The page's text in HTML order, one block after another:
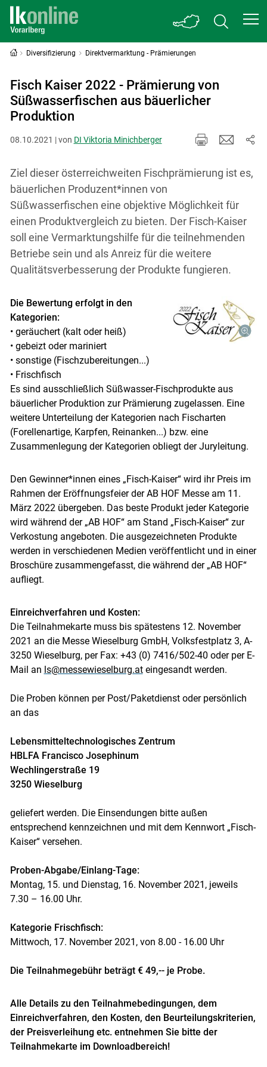
Diversifizierung Direktvermarktung - Prämierungen
Fisch Kaiser 2022 - Prämierung von
Süßwasserfischen aus bäuerlicher
Produktion
08.10.2021 | von DI Viktoria Minichberger
Ziel dieser österreichweiten Fischprämierung ist es,
bäuerlichen Produzent*innen von
Süßwasserfischen eine objektive Möglichkeit für
einen Produktvergleich zu bieten. Der Fisch-Kaiser
soll eine Vermarktungshilfe für die teilnehmenden
Betriebe sein und als Anreiz für die weitere
Qualitätsverbesserung der Produkte fungieren.
Die Bewertung erfolgt in den
Kategorien:
• geräuchert (kalt oder heiß)
• gebeizt oder mariniert
• sonstige (Fischzubereitungen...)
• Frischfisch
Es sind ausschließlich Süßwasser-Fischprodukte aus
bäuerlicher Produktion zur Prämierung zugelassen. Eine
weitere Unterteilung der Kategorien nach Fischarten
(Forellenartige, Karpfen, Reinanken...) bzw. eine
Zusammenlegung der Kategorien obliegt der Juryleitung.
Den Gewinner*innen eines „Fisch-Kaiser“ wird ihr Preis im
Rahmen der Eröffnungsfeier der AB HOF Messe am 11.
März 2022 übergeben. Das beste Produkt jeder Kategorie
wird während der „AB HOF“ am Stand „Fisch-Kaiser“ zur
Verkostung angeboten. Die ausgezeichneten Produkte
werden in verschiedenen Medien veröffentlicht und in einer
Broschüre zusammengefasst, die während der „AB HOF“
aufliegt.
Einreichverfahren und Kosten:
Die Teilnahmekarte muss bis spätestens 12. November
2021 an die Messe Wieselburg GmbH, Volksfestplatz 3, A-
3250 Wieselburg, per Fax: +43 (0) 7416/502-40 oder per E-
Mail an ls@messewieselburg.ateingesandt werden.
Die Proben können per Post/Paketdienst oder persönlich
an das
Lebensmitteltechnologisches Zentrum
HBLFA Francisco Josephinum
Wechlingerstraße 19
3250 Wieselburg
geliefert werden. Die Einsendungen bitte außen
entsprechend kennzeichnen und mit dem Kennwort „Fisch-
Kaiser“ versehen.
Proben-Abgabe/Einlang-Tage:
Montag, 15. und Dienstag, 16. November 2021, jeweils
7.30 – 16.00 Uhr.
Kategorie Frischfisch:
Mittwoch, 17. November 2021, von 8.00 - 16.00 Uhr
Die Teilnahmegebühr beträgt € 49,-- je Probe.
Alle Details zu den Teilnahmebedingungen, dem
Einreichverfahren, den Kosten, den Beurteilungskriterien,
der Preisverleihung etc. entnehmen Sie bitte der
Teilnahmekarte im Downloadbereich!